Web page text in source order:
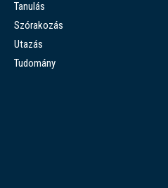
Tanulás
Szórakozás
Utazás
Tudomány